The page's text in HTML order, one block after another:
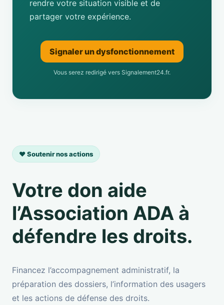
rendre votre situation visible et de
partager votre expérience.
Signaler un dysfonctionnement
Vous serez redirigé vers Signalement24.fr.
❤️ Soutenir nos actions
Votre don aide
l’Association ADA à
défendre les droits.
Financez l’accompagnement administratif, la
préparation des dossiers, l’information des usagers
et les actions de défense des droits.